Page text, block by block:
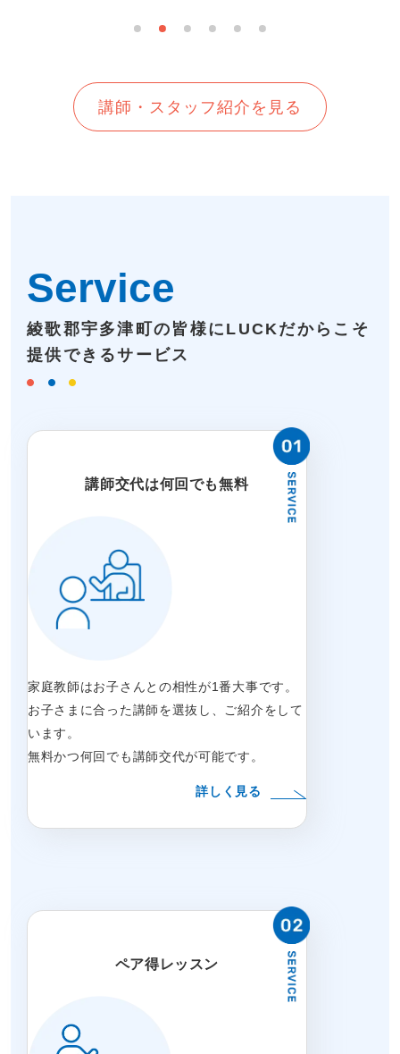
講師・スタッフ紹介を見る
Service
綾歌郡宇多津町の皆様にLUCKだからこそ
提供できるサービス
講師交代は何回でも無料
家庭教師はお子さんとの相性が1番大事です。
お子さまに合った講師を選抜し、ご紹介をして
います。
無料かつ何回でも講師交代が可能です。
詳しく見る
ペア得レッスン